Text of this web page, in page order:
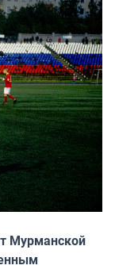
Мурманской